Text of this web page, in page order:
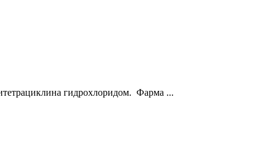
гидрохлоридом. Фарма ...